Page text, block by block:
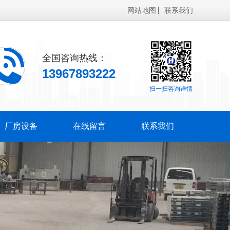
网站地图 联系我们
扫一扫咨询详情
全国咨询热线：
13967893222
厂房设备 在线留言 联系我们